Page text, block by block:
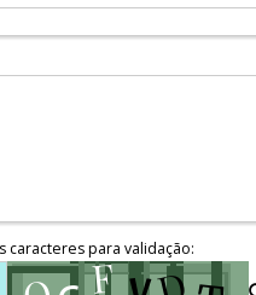
caracteres para validação: